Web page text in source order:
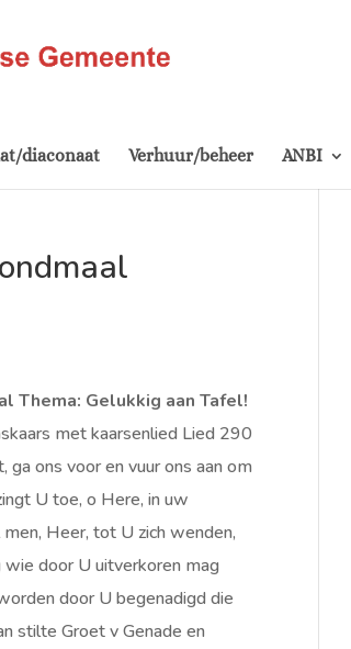
diaconaat Verhuur/beheer ANBI
Thema: Gelukkig aan Tafel!
met kaarsenlied Lied 290
ga ons voor en vuur ons aan om
U toe, o Here, in uw
Heer, tot U zich wenden,
door U uitverkoren mag
door U begenadigd die
stilte Groet v Genade en